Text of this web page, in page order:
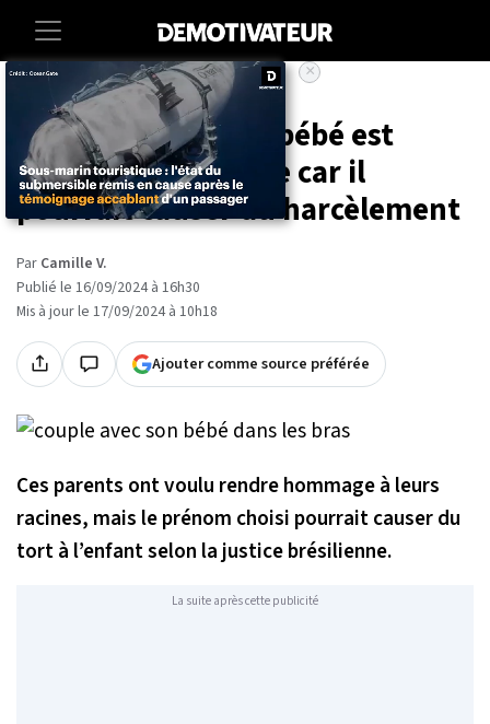
Insolite
Le prénom de leur bébé est
refusé par la justice car il
pourrait causer du harcèlement
Par Camille V.
Publié le 16/09/2024 à 16h30
Mis à jour le 17/09/2024 à 10h18
Ajouter comme source préférée
Ces parents ont voulu rendre hommage à leurs
racines, mais le prénom choisi pourrait causer du
tort à l’enfant selon la justice brésilienne.
La suite après cette publicité
×